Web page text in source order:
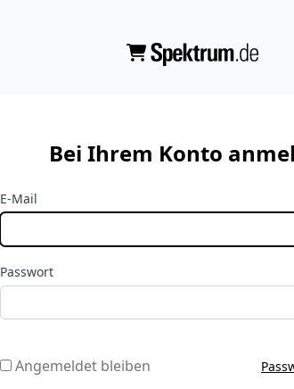
Bei Ihrem Konto
E-Mail
Passwort
Angemeldet bleiben